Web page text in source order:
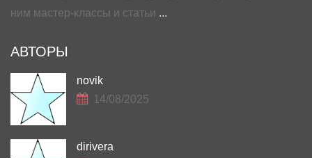
ним мастер-классы и статьи ...
АВТОРЫ
novik
14/08/2025
dirivera